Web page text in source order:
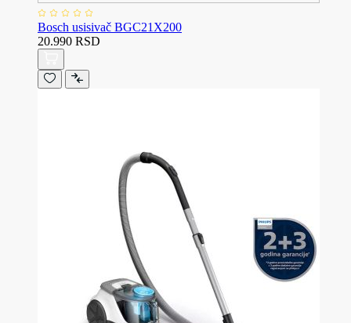
Bosch usisivač BGC21X200
20.990 RSD